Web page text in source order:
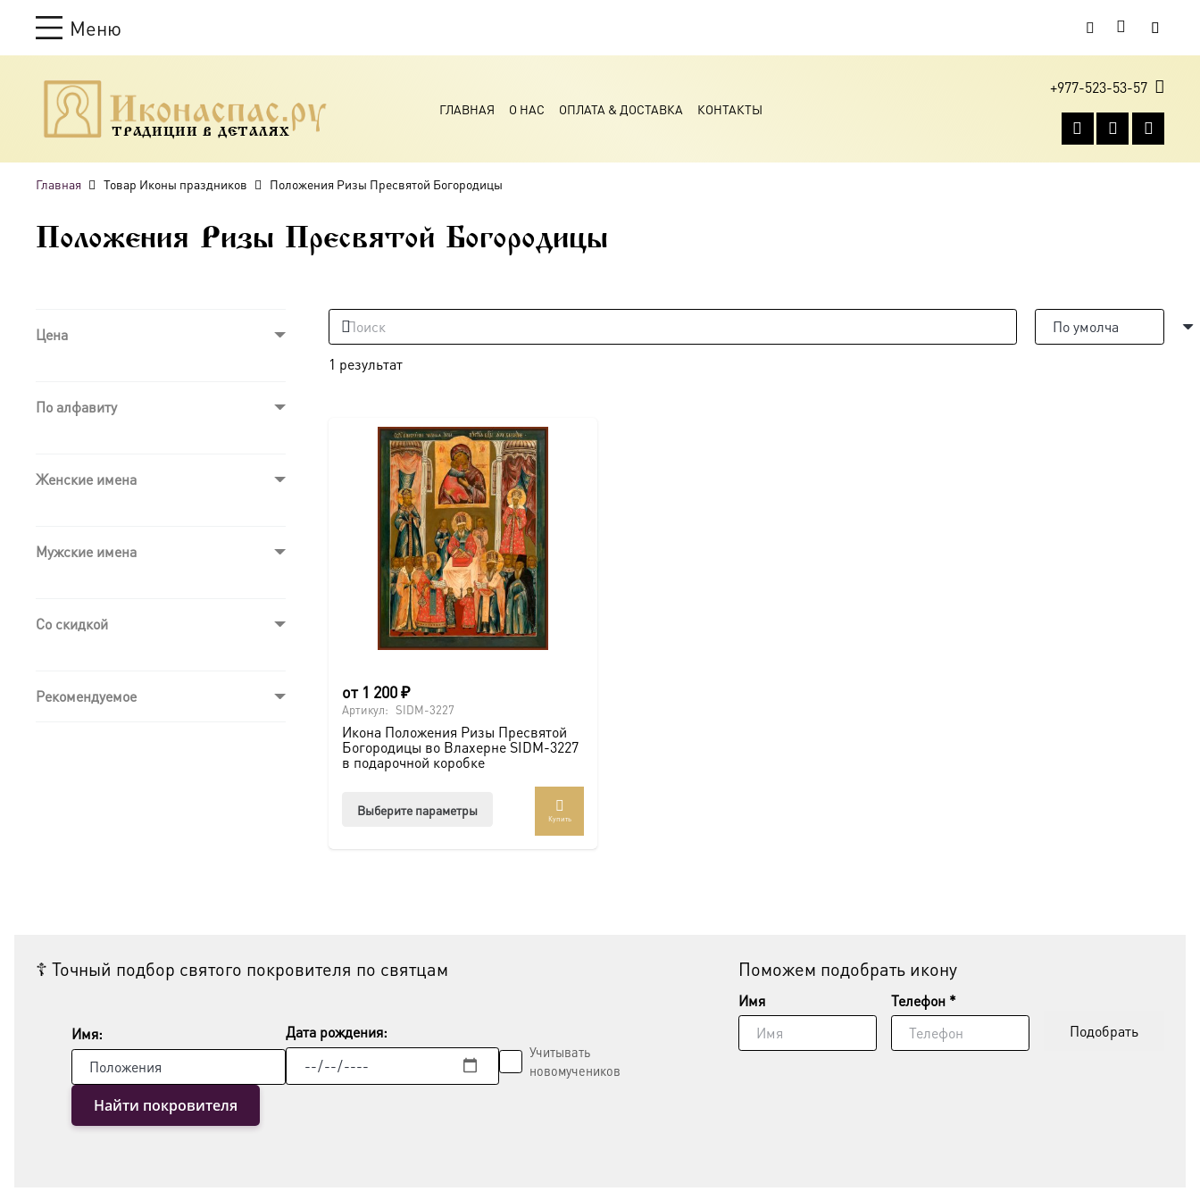
Меню
ТРАДИЦИИ В ДЕТАЛЯХ
ГЛАВНАЯ О НАС ОПЛАТА & ДОСТАВКА КОНТАКТЫ
+977-523-53-57
Главная Товар Иконы праздников Положения Ризы Пресвятой Богородицы
Положения Ризы Пресвятой Богородицы
Цена
По алфавиту
Женские имена
Мужские имена
Со скидкой
Рекомендуемое
1 результат
от 1 200₽
Артикул: SIDM-3227
Икона Положения Ризы Пресвятой
Богородицы во Влахерне SIDM-3227
в подарочной коробке
Выберите параметры
Купить
☦ Точный подбор святого покровителя по святцам
Имя: Дата рождения:
Учитывать
новомучеников
Найти покровителя
Поможем подобрать икону
Имя
Телефон *
Подобрать